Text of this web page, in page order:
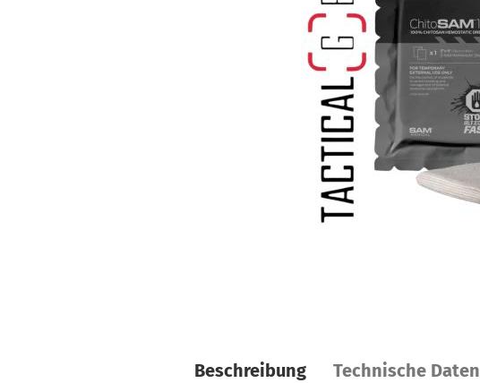
Beschreibung Technische Daten